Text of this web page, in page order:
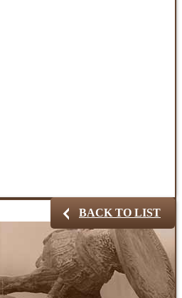
BACK TO LIST